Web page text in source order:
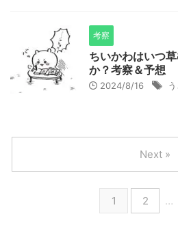
考察
ちいかわはいつ
か？考察＆予想
2024/8/16
1 2 …
Next »